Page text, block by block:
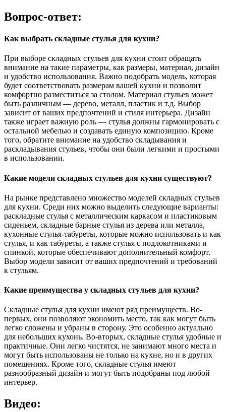
Вопрос-ответ:
Как выбрать складные стулья для кухни?
При выборе складных стульев для кухни стоит обращать
внимание на такие параметры, как размеры, материал, дизайн
и удобство использования. Важно подобрать модель, которая
будет соответствовать размерам вашей кухни и позволит
комфортно разместиться за столом. Материал стульев может
быть различным — дерево, металл, пластик и т.д. Выбор
зависит от ваших предпочтений и стиля интерьера. Дизайн
также играет важную роль — стулья должны гармонировать с
остальной мебелью и создавать единую композицию. Кроме
того, обратите внимание на удобство складывания и
раскладывания стульев, чтобы они были легкими и простыми
в использовании.
Какие модели складных стульев для кухни существуют?
На рынке представлено множество моделей складных стульев
для кухни. Среди них можно выделить следующие варианты:
раскладные стулья с металлическим каркасом и пластиковым
сиденьем, складные барные стулья из дерева или металла,
кухонные стулья-табуреты, которые можно использовать и как
стулья, и как табуреты, а также стулья с подлокотниками и
спинкой, которые обеспечивают дополнительный комфорт.
Выбор модели зависит от ваших предпочтений и требований
к стульям.
Какие преимущества у складных стульев для кухни?
Складные стулья для кухни имеют ряд преимуществ. Во-
первых, они позволяют экономить место, так как могут быть
легко сложены и убраны в сторону. Это особенно актуально
для небольших кухонь. Во-вторых, складные стулья удобные и
практичные. Они легко чистятся, не занимают много места и
могут быть использованы не только на кухне, но и в других
помещениях. Кроме того, складные стулья имеют
разнообразный дизайн и могут быть подобраны под любой
интерьер.
Видео: